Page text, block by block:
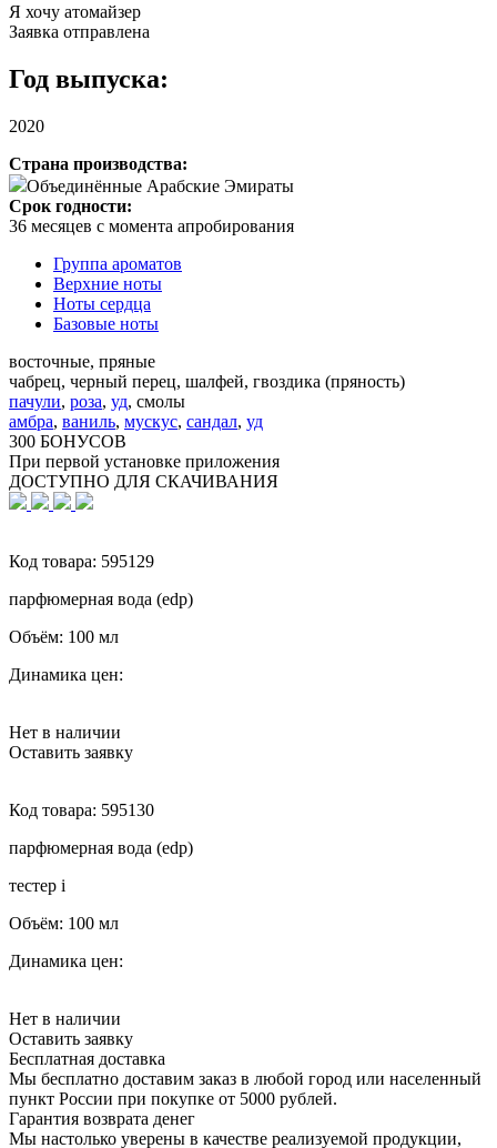
Я хочу атомайзер
Заявка отправлена
Год выпуска:
2020
Страна производства:
Объединённые Арабские Эмираты
Срок годности:
36 месяцев с момента апробирования
Группа ароматов
Верхние ноты
Ноты сердца
Базовые ноты
восточные, пряные
чабрец, черный перец, шалфей, гвоздика (пряность)
пачули, роза, уд, смолы
амбра, ваниль, мускус, сандал, уд
300 БОНУСОВ
При первой установке приложения
ДОСТУПНО ДЛЯ СКАЧИВАНИЯ
Код товара: 595129
парфюмерная вода (edp)
Объём: 100 мл
Динамика цен:
Нет в наличии
Оставить заявку
Код товара: 595130
парфюмерная вода (edp)
тестер i
Объём: 100 мл
Динамика цен:
Нет в наличии
Оставить заявку
Бесплатная доставка
Мы бесплатно доставим заказ в любой город или населенный
пункт России при покупке от 5000 рублей.
Гарантия возврата денег
Мы настолько уверены в качестве реализуемой продукции,